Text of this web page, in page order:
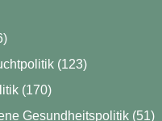
(123)
(170)
Gesundheitspolitik (51)